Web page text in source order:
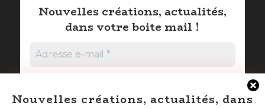
Nouvelles créations, actualités, dans
Nouvelles créations, actualités,
dans votre boite mail !